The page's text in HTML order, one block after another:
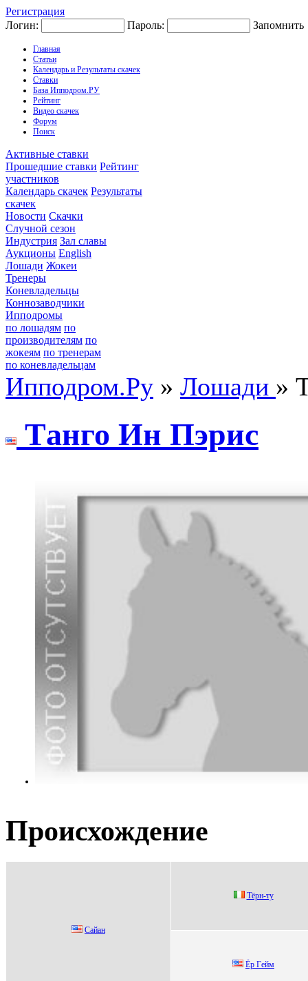
Регистрация
Логин:
Пароль: Запомнить
Главная
Статьи
Календарь и Результаты скачек
Ставки
База Ипподром.РУ
Рейтинг
Видео скачек
Форум
Поиск
Активные ставки
Прошедшие ставки Рейтинг
участников
Календарь скачек Результаты
скачек
Новости Скачки
Случной сезон
Индустрия Зал славы
Аукционы English
Лошади Жокеи
Тренеры
Коневладельцы
Коннозаводчики
Ипподромы
по лошадям по
производителям по
жокеям по тренерам
по коневладельцам
Ипподром.Ру » Лошади »
Тaнго Ин Пэриc
Происхождение
Cайан
Tёрн-ту
Ёр Гeйм